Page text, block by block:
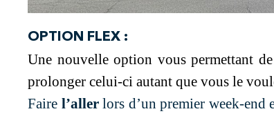
OPTION FLEX :
Une nouvelle option vous permettant
prolonger celui-ci autant que vous le
Faire l’allerlors d’un premier week-end